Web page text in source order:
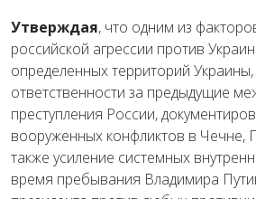
Утверждая, что одним из
российской агрессии против
определенныхтерриторий Украины
ответственности за предыдущие
преступления России,
вооруженных конфликтов в Чечне,
также усиление системных
время пребывания Владимира